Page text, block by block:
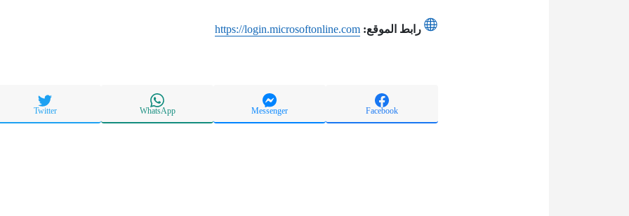
رابط الموقع: https://login.microsoftonline.com
Facebook
Messenger
WhatsApp
Twitter